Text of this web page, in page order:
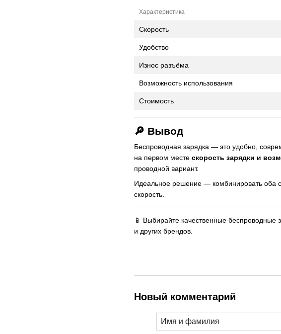
Характеристика
Скорость
Удобство
Износ разъёма
Возможность использования
Стоимость
🔎 Вывод
Беспроводная зарядка — это удобно,
на первом месте скорость зарядки и
проводной вариант.
Идеальное решение — комбинировать оба
скорость.
📱 Выбирайте качественные беспроводные
и других брендов.
Новый комментарий